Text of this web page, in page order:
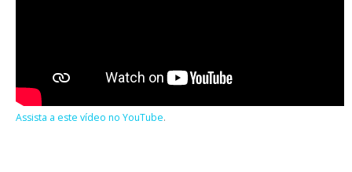
Assista a este vídeo no YouTube.